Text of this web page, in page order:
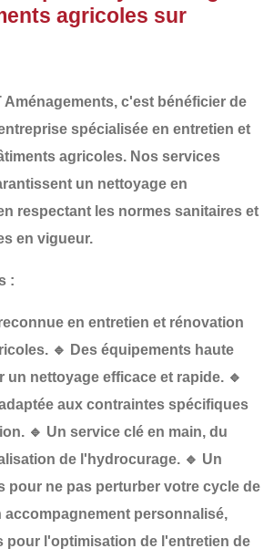
agricoles sur
Aménagements, c'est bénéficier de
spécialisée en entretien et
agricoles. Nos services
un nettoyage en
respectant les normes sanitaires et
en vigueur.
:
en entretien et rénovation
🔹 Des équipements haute
un nettoyage efficace et rapide. 🔹
aux contraintes spécifiques
🔹 Un service clé en main, du
de l'hydrocurage. 🔹 Un
pour ne pas perturber votre cycle de
accompagnement personnalisé,
pour l'optimisation de l'entretien de